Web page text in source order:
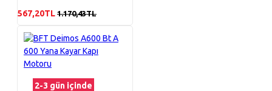
567,20TL 1.170,43TL
2-3 gün içinde